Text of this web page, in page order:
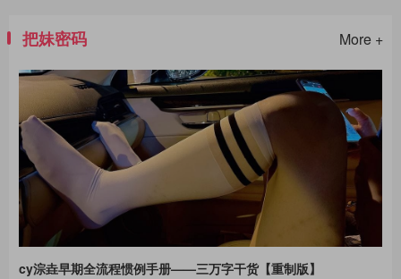
把妹密码 More +
cy淙垚早期全流程惯例手册——三万字干货【重制版】